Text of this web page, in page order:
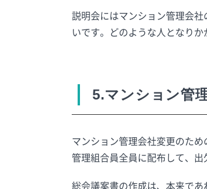
説明会にはマンション管理会
いです。どのような人となりか
5.マンション管
マンション管理会社変更のた
管理組合員全員に配布して、出
総会議案書の作成は、本来で